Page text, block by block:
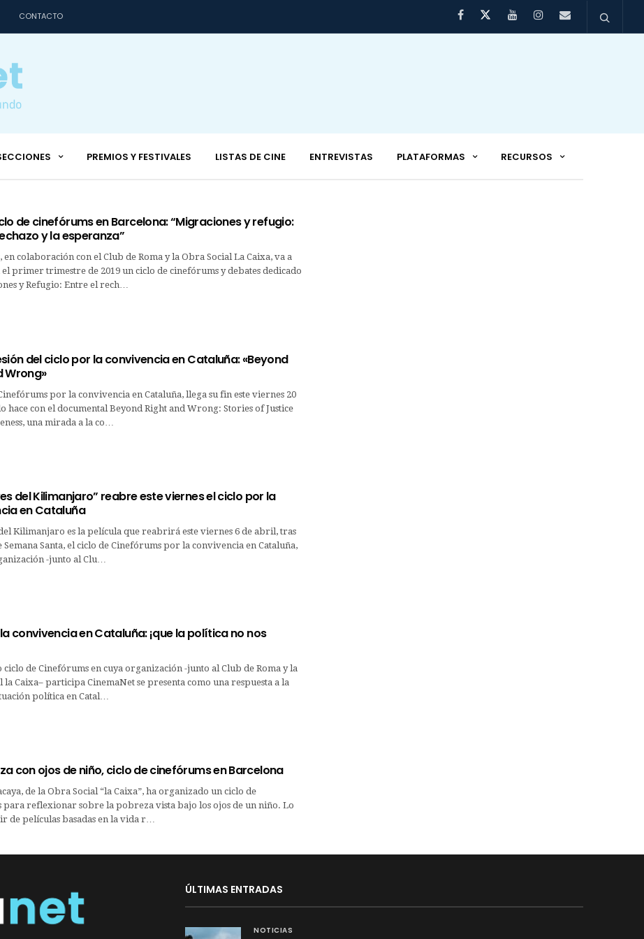
CONTACTO
PREMIOS Y FESTIVALES LISTAS DE CINE ENTREVISTAS PLATAFORMAS RECURSOS
de cinefórums en Barcelona: “Migraciones y refugio:
y la esperanza”
en colaboración con el Club de Roma y la Obra Social La Caixa, va a
primer trimestre de 2019 un ciclo de cinefórums y debates dedicado
y Refugio: Entre el rech…
del ciclo por la convivencia en Cataluña: «Beyond
Wrong»
por la convivencia en Cataluña, llega su fin este viernes 20
hace con el documental Beyond Right and Wrong: Stories of Justice
una mirada a la co…
del Kilimanjaro” reabre este viernes el ciclo por la
en Cataluña
Kilimanjaro es la película que reabrirá este viernes 6 de abril, tras
Santa, el ciclo de Cinefórums por la convivencia en Cataluña,
-junto al Clu…
convivencia en Cataluña: ¡que la política no nos
de Cinefórums en cuya organización -junto al Club de Roma y la
la Caixa– participa CinemaNet se presenta como una respuesta a la
política en Catal…
con ojos de niño, ciclo de cinefórums en Barcelona
de la Obra Social “la Caixa”, ha organizado un ciclo de
para reflexionar sobre la pobreza vista bajo los ojos de un niño. Lo
de películas basadas en la vida r…
ÚLTIMAS ENTRADAS
NOTICIAS